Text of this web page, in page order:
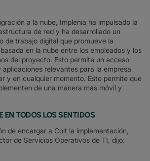
a la nube, Implenia ha impulsado la
de red y ha desarrollado un
de trabajo digital que promueve la
en la nube entre los empleados y los
del proyecto. Esto permite un acceso
aplicaciones relevantes para la empresa
y en cualquier momento. Esto permite que
de una manera más móvil y
EN TODOS LOS SENTIDOS
de encargar a Colt la implementación,
de Servicios Operativos de TI, dijo: